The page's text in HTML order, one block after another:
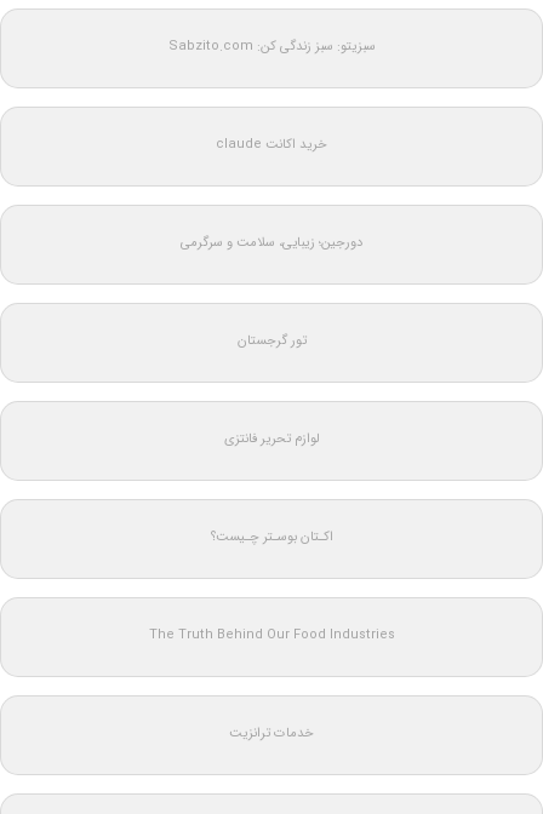
سبزیتو: سبز زندگی کن: Sabzito.com
خرید اکانت claude
دورجین؛ زیبایی، سلامت و سرگرمی
تور گرجستان
لوازم تحریر فانتزی
اکـتان بوسـتر چـیست؟
The Truth Behind Our Food Industries
خدمات ترانزیت